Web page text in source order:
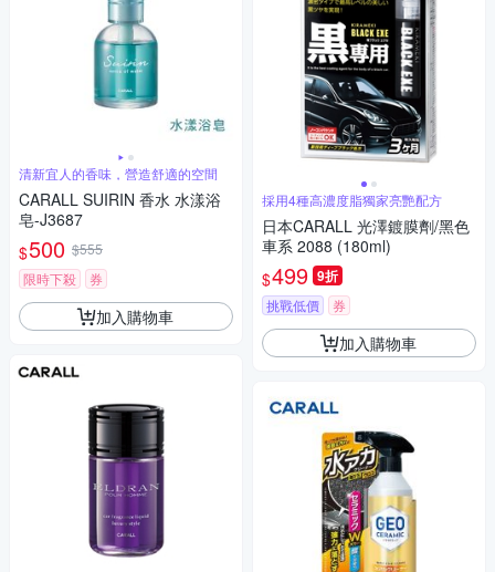
清新宜人的香味，營造舒適的空間
CARALL SUIRIN 香水 水漾浴
皂-J3687
$500 $555
限時下殺
券
加入購物車
採用4種高濃度脂獨家亮艷配方
日本CARALL 光澤鍍膜劑/黑色
車系 2088 (180ml)
$499 9折
挑戰低價 券
加入購物車